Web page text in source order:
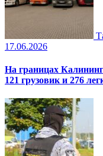
17.06.2026
На границах
121 грузовик и 276